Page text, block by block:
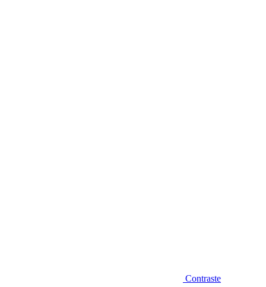
Contraste